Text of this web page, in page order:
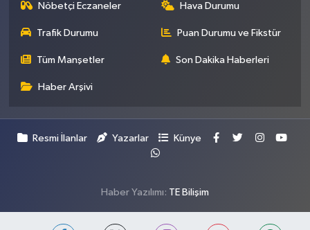
Nöbetçi Eczaneler Hava Durumu
Trafik Durumu Puan Durumu ve Fikstür
Tüm Manşetler Son Dakika Haberleri
Haber Arşivi
Resmi İlanlar Yazarlar Künye
Haber Yazılımı: TE Bilişim